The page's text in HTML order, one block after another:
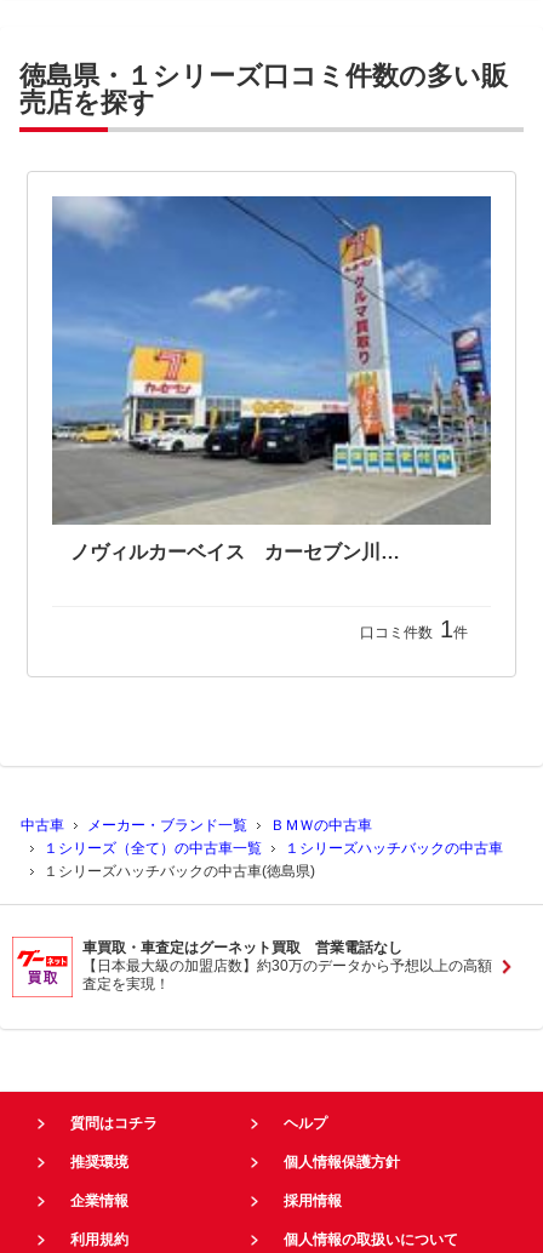
徳島県・１シリーズ口コミ件数の多い販
売店を探す
ノヴィルカーベイス カーセブン川内店
口コミ件数 1件
中古車 メーカー・ブランド一覧
ＢＭＷの中古車
１シリーズ（全て）の中古車一覧
１シリーズハッチバックの中古車
１シリーズハッチバックの中古車(徳島県)
車買取・車査定はグーネット買取 営業電話なし
【日本最大級の加盟店数】約30万のデータから予想以上の高額
査定を実現！
質問はコチラ ヘルプ
推奨環境 個人情報保護方針
企業情報 採用情報
利用規約 個人情報の取扱いについて